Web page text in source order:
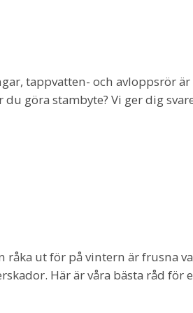
tappvatten- och avloppsrör
göra stambyte? Vi ger dig
råka ut för på vintern är frusna
Här är våra bästa råd för